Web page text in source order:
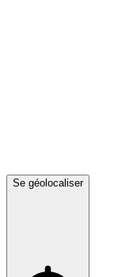
Se géolocaliser